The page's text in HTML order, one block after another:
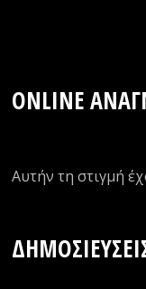
ONLINE
Αυτήν τη στιγμή